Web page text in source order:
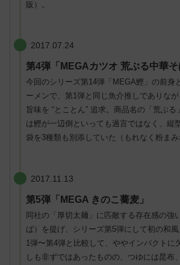
販）。
2017.07.24
第4弾「MEGAカツオ 荒ぶる中華そ
今回のシリーズ第14弾「MEGA鰹」の前身
ーメンで、第1弾と同じ魚介推しでありな
旨味を “とことん” 追求。商品名の「荒ぶ
は鰹が一辺倒といっても過言ではなく、縦
袋を3種類も別添していた（もれなく粉まみ
2017.11.13
第5弾「MEGA きのこ蕎麦」
同社の「厚切太麺」に匹敵する存在感の強
ば）を提げ、シリーズ第5弾にして初の和
1弾〜第4弾と比較して、ややインパクトに
しも非ずではあったものの、つゆには昆布